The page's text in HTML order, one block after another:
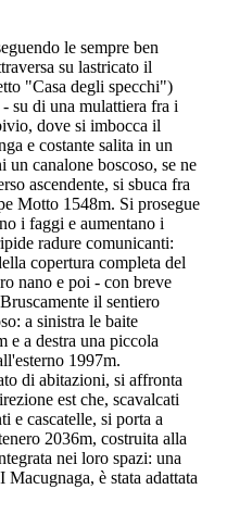
le sempre ben
su lastricato il
"Casa degli specchi")
su di una mulattiera fra i
dove si imbocca il
e costante salita in un
canalone boscoso, se ne
ascendente, si sbuca fra
Motto 1548m. Si prosegue
i faggi e aumentano i
radure comunicanti:
copertura completa del
nano e poi - con breve
il sentiero
a sinistra le baite
a destra una piccola
1997m.
di abitazioni, si affronta
est che, scavalcati
e cascatelle, si porta a
2036m, costruita alla
nei loro spazi: una
è stata adattata